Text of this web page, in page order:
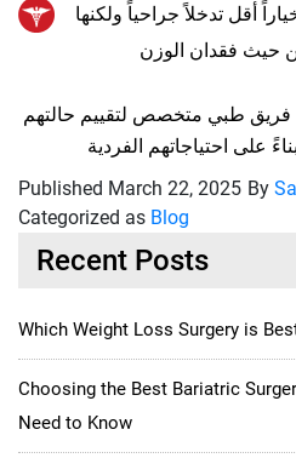
أقل تدخلاً جراحياً ولكنها
طبي متخصص لتقييم حالتهم
Published March 22, 2025 By
Categorized as Blog
Recent Posts
Which Weight Loss Surgery is
Choosing the Best Bariatric
Need to Know